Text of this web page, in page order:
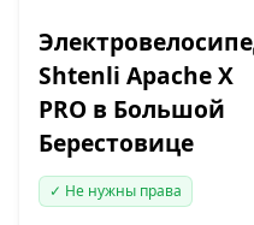
Shtenli Apache X
PRO в Большой
Берестовице
✓ Не нужны права